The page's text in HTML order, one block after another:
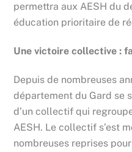
permettra aux AESH du
éducation prioritaire de
Une victoire collective :
Depuis de nombreuses
département du Gard se
d’un collectif qui
AESH. Le collectif s’est
nombreuses reprises